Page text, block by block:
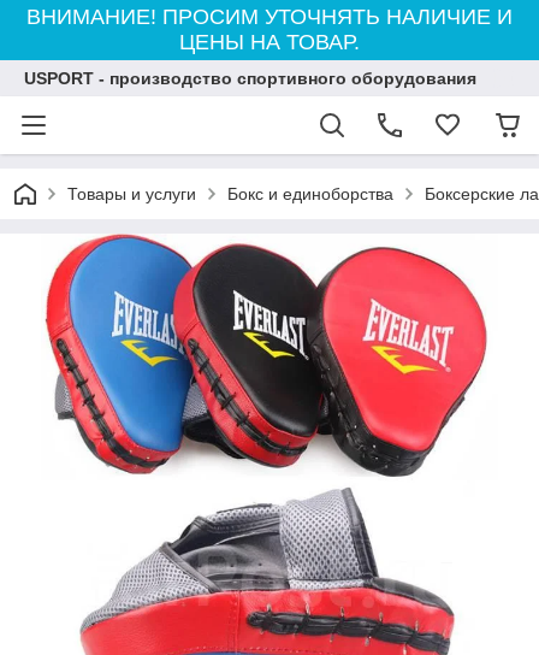
ВНИМАНИЕ! ПРОСИМ УТОЧНЯТЬ НАЛИЧИЕ И
ЦЕНЫ НА ТОВАР.
USPORT - производство спортивного оборудования
Товары и услуги Бокс и единоборства Боксерские